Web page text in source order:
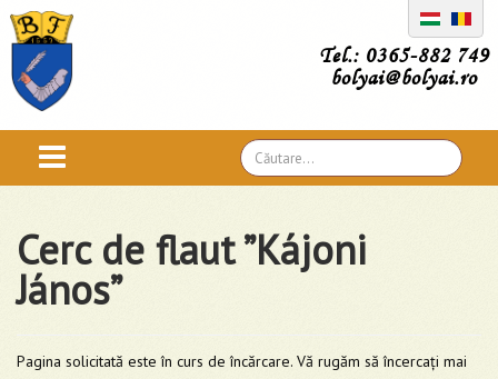
Tel.: 0365-882 749
bolyai@bolyai.ro
Căutare
...
Cerc de flaut ”Kájoni
János”
Pagina solicitată este în curs de încărcare. Vă rugăm să încercați mai